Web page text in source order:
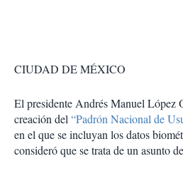
CIUDAD DE MÉXICO
El presidente Andrés Manuel López
creación del“Padrón Nacional de
en el que se incluyan los datos
consideró que se trata de un asunto